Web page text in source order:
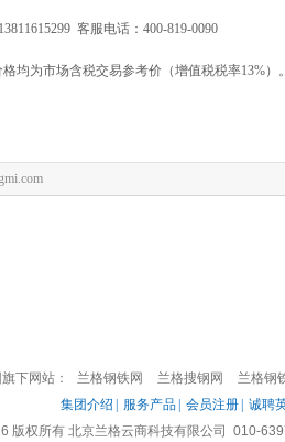
客服电话：400-819-0090
均为市场含税交易参考价（增值税税率13%）